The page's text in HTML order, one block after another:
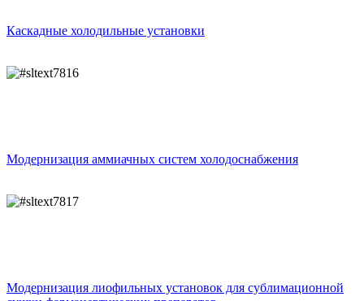
Каскадные холодильные установки
Модернизация аммиачных систем холодоснабжения
Модернизация лиофильных установок для сублимационной